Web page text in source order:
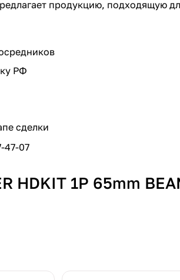
продукцию, подходящую
РФ
сделки
47-07
HDKIT 1P 65mm